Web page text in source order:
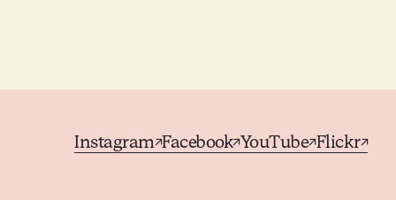
Instagram↗Facebook↗YouTube↗Flickr↗